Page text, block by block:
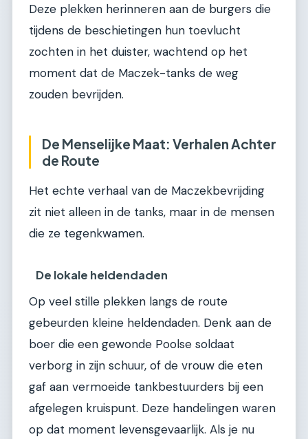
Deze plekken herinneren aan de burgers die
tijdens de beschietingen hun toevlucht
zochten in het duister, wachtend op het
moment dat de Maczek-tanks de weg
zouden bevrijden.
De Menselijke Maat: Verhalen Achter
de Route
Het echte verhaal van de Maczekbevrijding
zit niet alleen in de tanks, maar in de mensen
die ze tegenkwamen.
De lokale heldendaden
Op veel stille plekken langs de route
gebeurden kleine heldendaden. Denk aan de
boer die een gewonde Poolse soldaat
verborg in zijn schuur, of de vrouw die eten
gaf aan vermoeide tankbestuurders bij een
afgelegen kruispunt. Deze handelingen waren
op dat moment levensgevaarlijk. Als je nu